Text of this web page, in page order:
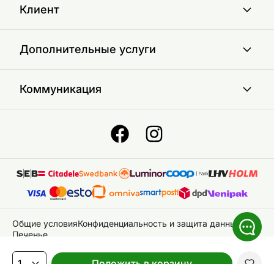
Клиент
Дополнительные услуги
Коммуникация
Общие условияКонфиденциальность и защита данных
Печенье